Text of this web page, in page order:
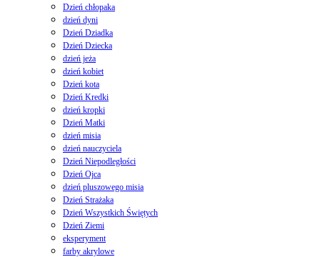
Dzień chłopaka
dzień dyni
Dzień Dziadka
Dzień Dziecka
dzień jeża
dzień kobiet
Dzień kota
Dzień Kredki
dzień kropki
Dzień Matki
dzień misia
dzień nauczyciela
Dzień Niepodległości
Dzień Ojca
dzień pluszowego misia
Dzień Strażaka
Dzień Wszystkich Świętych
Dzień Ziemi
eksperyment
farby akrylowe